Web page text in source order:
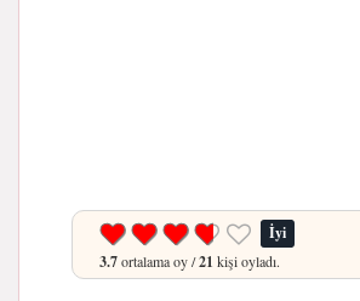
İyi
3.7ortalama oy /21 kişi oyladı.